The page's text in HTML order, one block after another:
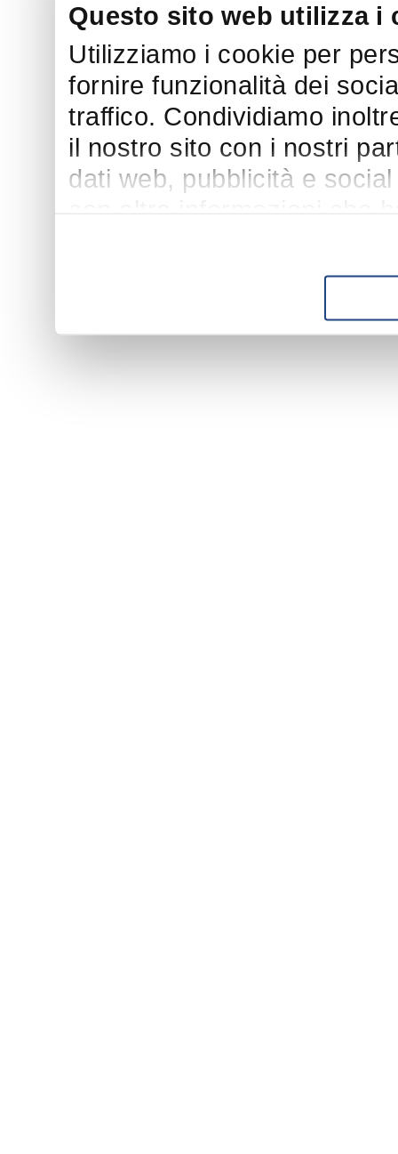
Questo sito web utilizza i
Utilizziamo i cookie per
fornire funzionalità dei
traffico. Condividiamo
il nostro sito con i nostri
dati web, pubblicità e